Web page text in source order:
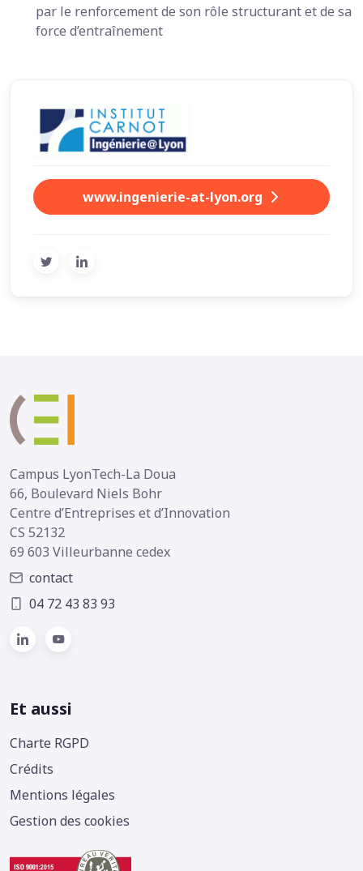
par le renforcement de son rôle structurant et de sa
force d’entraînement
www.ingenierie-at-lyon.org
Campus LyonTech-La Doua
66, Boulevard Niels Bohr
Centre d’Entreprises et d’Innovation
CS 52132
69 603 Villeurbanne cedex
contact
04 72 43 83 93
Et aussi
Footer
Charte RGPD
Crédits
Mentions légales
Gestion des cookies